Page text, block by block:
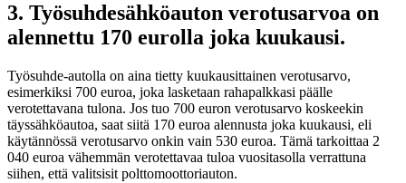
3. Työsuhdesähköauton verotusarvoa on
alennettu 170 eurolla joka kuukausi.
Työsuhde-autolla on aina tietty kuukausittainen verotusarvo,
esimerkiksi 700 euroa, joka lasketaan rahapalkkasi päälle
verotettavana tulona. Jos tuo 700 euron verotusarvo koskeekin
täyssähköautoa, saat siitä 170 euroa alennusta joka kuukausi, eli
käytännössä verotusarvo onkin vain 530 euroa. Tämä tarkoittaa 2
040 euroa vähemmän verotettavaa tuloa vuositasolla verrattuna
siihen, että valitsisit polttomoottoriauton.